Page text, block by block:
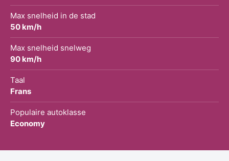
Max snelheid in de stad
50 km/h
Max snelheid snelweg
90 km/h
Taal
Frans
Populaire autoklasse
Economy